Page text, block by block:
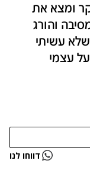
ומצא את
והורג
עשיתי
עצמי
דווחו לנו